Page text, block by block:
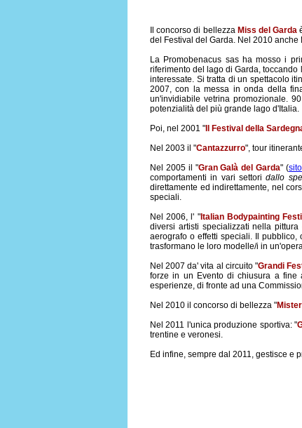
Il concorso di bellezza Miss del Garda
del Festival del Garda. Nel 2010
La Promobenacus sas ha mosso i
riferimento del lago di Garda, toccando
interessate. Si tratta di un spettacolo
2007, con la messa in onda della
un'invidiabile vetrina promozionale.
potenzialità del più grande lago d'Italia.
Poi, nel 2001 " Il Festival della
Nel 2003 il "Cantazzurro", tour
Nel 2005 il "Gran Galà del Garda" (sito
comportamenti in vari settoridallo
direttamente ed indirettamente, nel
speciali.
Nel 2006, l' "Italian Bodypainting
diversi artisti specializzati nella
aerografo o effetti speciali. Il
trasformano le loro modelle/i in
Nel 2007 da' vita al circuito "Grandi
forze in un Evento di chiusura a fine
esperienze, di fronte ad una
Nel 2010 il concorso di bellezza "
Nel 2011 l'unica produzione sportiva: "
trentine e veronesi.
Ed infine, sempre dal 2011, gestisce e